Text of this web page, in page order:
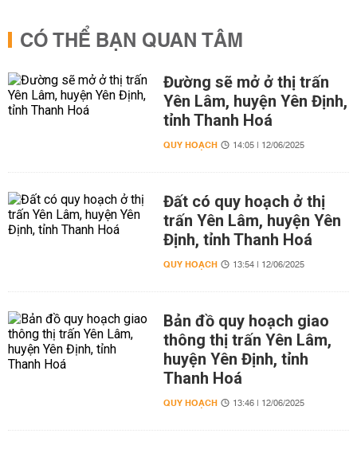
CÓ THỂ BẠN QUAN TÂM
Đường sẽ mở ở thị trấn
Yên Lâm, huyện Yên Định,
tỉnh Thanh Hoá
QUY HOẠCH 14:05 | 12/06/2025
Đất có quy hoạch ở thị
trấn Yên Lâm, huyện Yên
Định, tỉnh Thanh Hoá
QUY HOẠCH 13:54 | 12/06/2025
Bản đồ quy hoạch giao
thông thị trấn Yên Lâm,
huyện Yên Định, tỉnh
Thanh Hoá
QUY HOẠCH 13:46 | 12/06/2025